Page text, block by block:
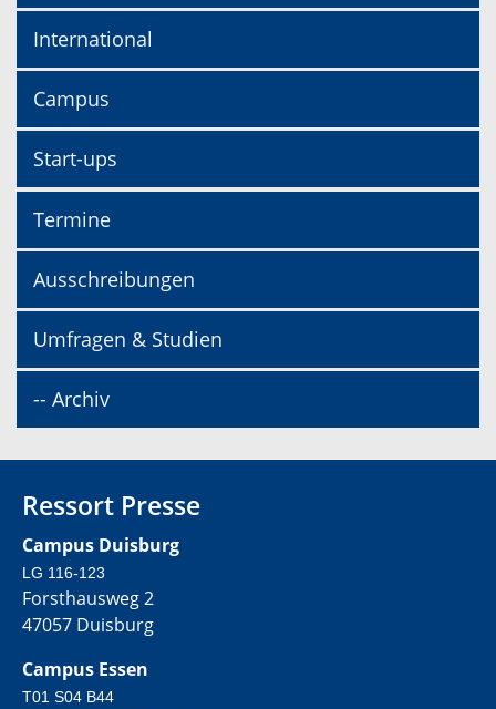
International
Campus
Start-ups
Termine
Ausschreibungen
Umfragen & Studien
-- Archiv
Ressort Presse
Campus Duisburg
LG 116-123
Forsthausweg 2
47057 Duisburg
Campus Essen
T01 S04 B44